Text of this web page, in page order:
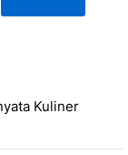
Kuliner